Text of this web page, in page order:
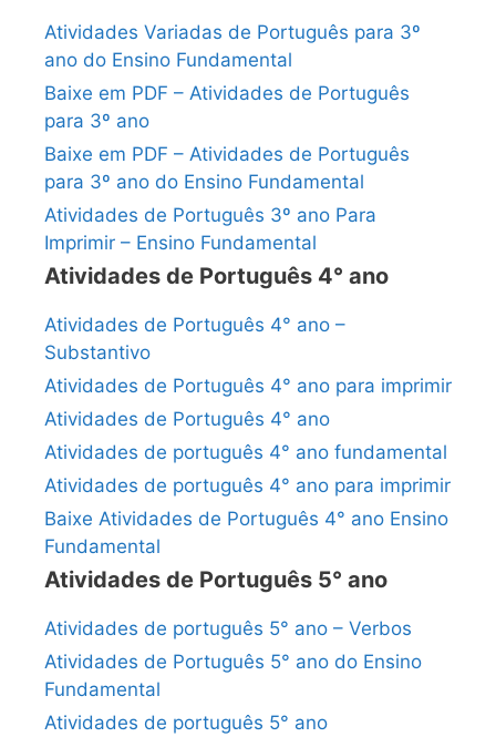
Atividades Variadas de Português para 3º
ano do Ensino Fundamental
Baixe em PDF – Atividades de Português
para 3º ano
Baixe em PDF – Atividades de Português
para 3º ano do Ensino Fundamental
Atividades de Português 3º ano Para
Imprimir – Ensino Fundamental
Atividades de Português 4° ano
Atividades de Português 4° ano –
Substantivo
Atividades de Português 4° ano para imprimir
Atividades de Português 4° ano
Atividades de português 4° ano fundamental
Atividades de português 4° ano para imprimir
Baixe Atividades de Português 4° ano Ensino
Fundamental
Atividades de Português 5° ano
Atividades de português 5° ano – Verbos
Atividades de Português 5° ano do Ensino
Fundamental
Atividades de português 5° ano